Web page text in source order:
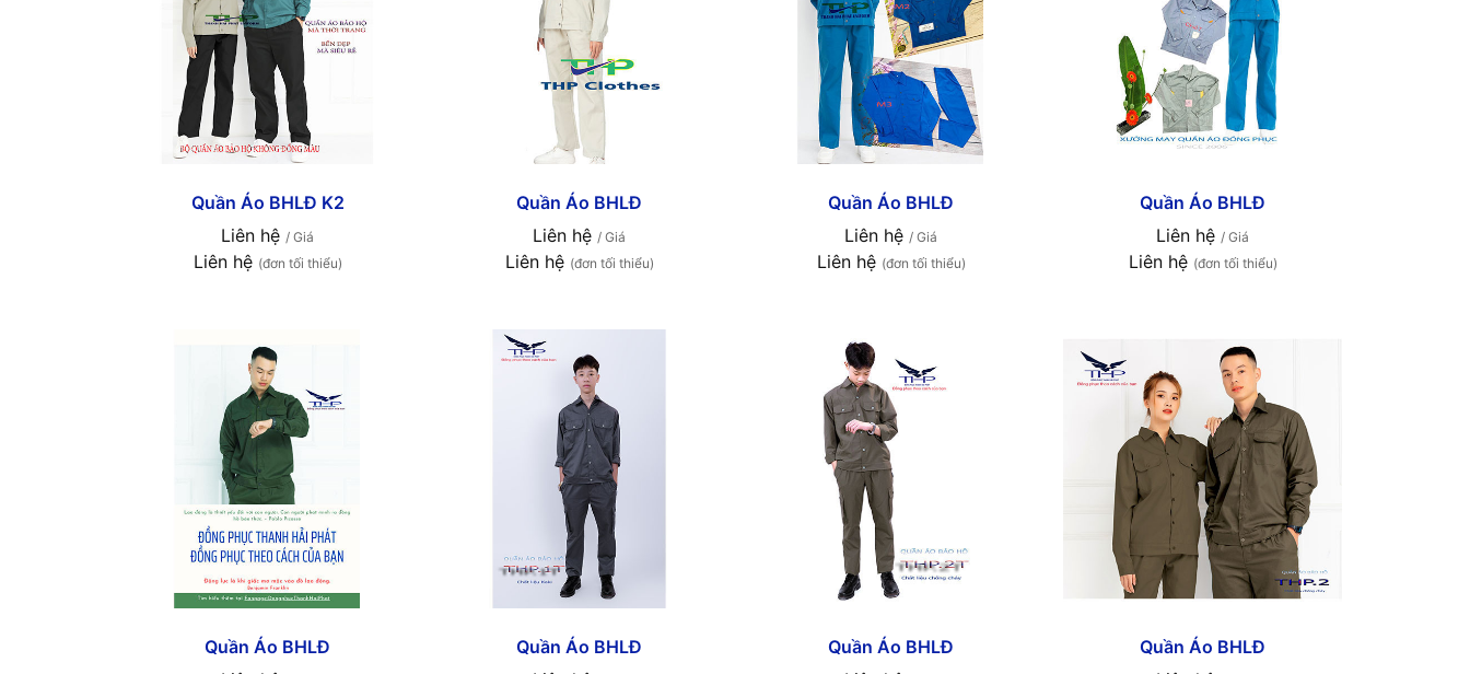
Quần Áo BHLĐ K2
Liên hệ / Giá
Liên hệ (đơn tối thiểu)
Quần Áo BHLĐ
Liên hệ / Giá
Liên hệ (đơn tối thiểu)
Quần Áo BHLĐ
Liên hệ / Giá
Liên hệ (đơn tối thiểu)
Quần Áo BHLĐ
Liên hệ / Giá
Liên hệ (đơn tối thiểu)
Quần Áo BHLĐ
Quần Áo BHLĐ
Quần Áo BHLĐ
Quần Áo BHLĐ